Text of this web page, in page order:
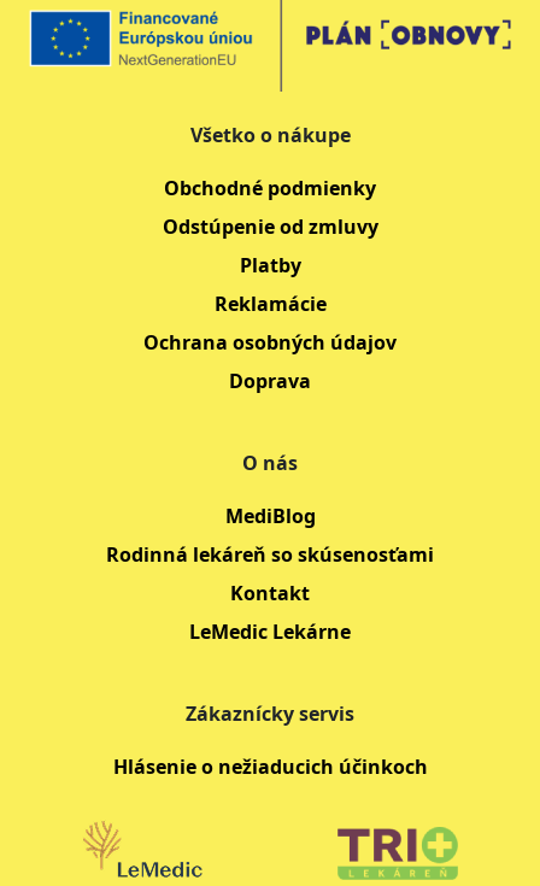
Všetko o nákupe
Obchodné podmienky
Odstúpenie od zmluvy
Platby
Reklamácie
Ochrana osobných údajov
Doprava
O nás
MediBlog
Rodinná lekáreň so skúsenosťami
Kontakt
LeMedic Lekárne
Zákaznícky servis
Hlásenie o nežiaducich účinkoch